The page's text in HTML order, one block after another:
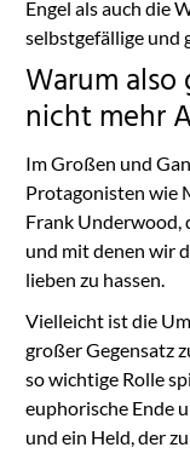
Engel als auch die
selbstgefällige und
Warum
nicht mehr
Im Großen und
Protagonisten wie
Frank Underwood,
und mit denen wir
lieben zu hassen.
Vielleicht ist die
großer Gegensatz
so wichtige Rolle
euphorische Ende
und ein Held, der